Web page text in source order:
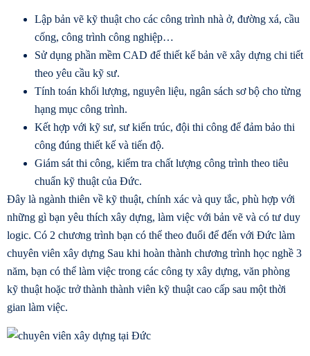
Lập bản vẽ kỹ thuật cho các công trình nhà ở, đường xá, cầu
cống, công trình công nghiệp…
Sử dụng phần mềm CAD để thiết kế bản vẽ xây dựng chi tiết
theo yêu cầu kỹ sư.
Tính toán khối lượng, nguyên liệu, ngân sách sơ bộ cho từng
hạng mục công trình.
Kết hợp với kỹ sư, sư kiến trúc, đội thi công để đảm bảo thi
công đúng thiết kế và tiến độ.
Giám sát thi công, kiểm tra chất lượng công trình theo tiêu
chuẩn kỹ thuật của Đức.
Đây là ngành thiên về kỹ thuật, chính xác và quy tắc, phù hợp với
những gì bạn yêu thích xây dựng, làm việc với bản vẽ và có tư duy
logic. Có 2 chương trình bạn có thể theo đuổi để đến với Đức làm
chuyên viên xây dựng Sau khi hoàn thành chương trình học nghề 3
năm, bạn có thể làm việc trong các công ty xây dựng, văn phòng
kỹ thuật hoặc trở thành thành viên kỹ thuật cao cấp sau một thời
gian làm việc.